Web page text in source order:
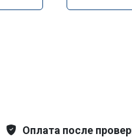
Оплата после